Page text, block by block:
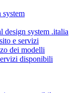
system
design system .italia
e servizi
dei modelli
disponibili